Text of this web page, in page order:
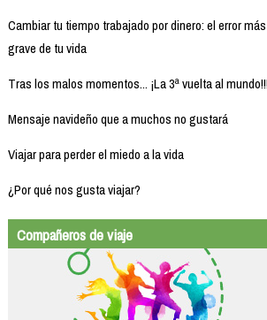
Cambiar tu tiempo trabajado por dinero: el error más
grave de tu vida
Tras los malos momentos... ¡La 3ª vuelta al mundo!!!
Mensaje navideño que a muchos no gustará
Viajar para perder el miedo a la vida
¿Por qué nos gusta viajar?
Compañeros de viaje